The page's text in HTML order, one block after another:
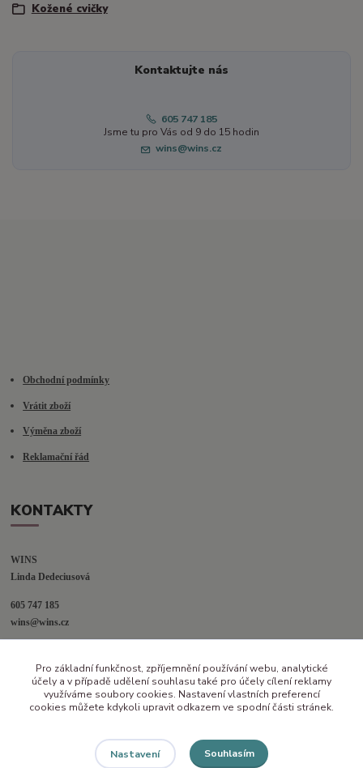
Kožené cvičky
Kontaktujte nás
605 747 185
Jsme tu pro Vás od 9 do 15 hodin
wins@wins.cz
Obchodní podmínky
Vrátit zboží
Výměna zboží
Reklamační řád
KONTAKTY
WINS
Linda Dedeciusová
605 747 185
wins@wins.cz
Šenov u N. Jičína
Pro základní funkčnost, zpříjemnění používání webu, analytické
účely a v případě udělení souhlasu také pro účely cílení reklamy
využíváme soubory cookies. Nastavení vlastních preferencí
cookies můžete kdykoli upravit odkazem ve spodní části stránek.
Nastavení Souhlasím